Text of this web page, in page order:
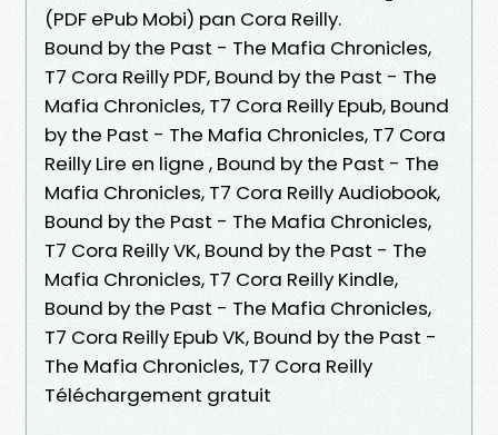
(PDF ePub Mobi) pan Cora Reilly.
Bound by the Past - The Mafia Chronicles,
T7 Cora Reilly PDF, Bound by the Past - The
Mafia Chronicles, T7 Cora Reilly Epub, Bound
by the Past - The Mafia Chronicles, T7 Cora
Reilly Lire en ligne , Bound by the Past - The
Mafia Chronicles, T7 Cora Reilly Audiobook,
Bound by the Past - The Mafia Chronicles,
T7 Cora Reilly VK, Bound by the Past - The
Mafia Chronicles, T7 Cora Reilly Kindle,
Bound by the Past - The Mafia Chronicles,
T7 Cora Reilly Epub VK, Bound by the Past -
The Mafia Chronicles, T7 Cora Reilly
Téléchargement gratuit